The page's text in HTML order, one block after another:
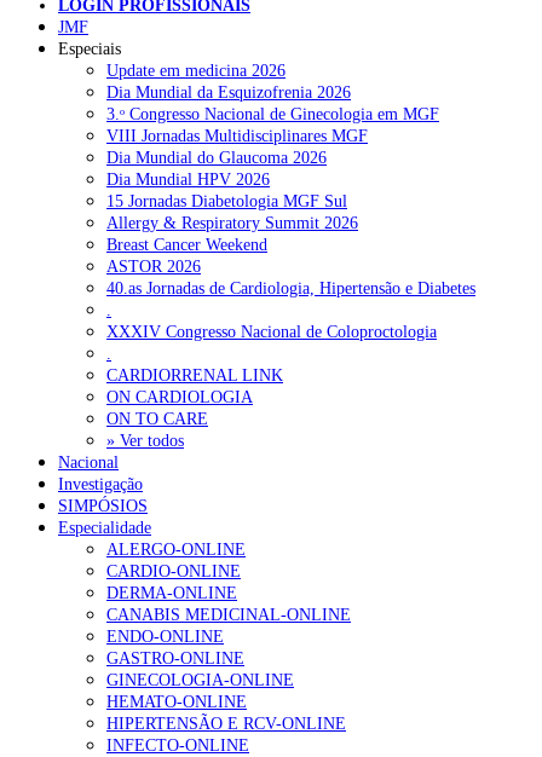
NOTÍCIAS RECENTES
Quase 11.900 jovens recorreram aos cheques psicólogo e
nutricionista no primeiro mês 7 de Agosto, 2026
ULS de Coimbra estreia cirurgia endoscópica do ouvido com
apoio robótico em Portugal 7 de Agosto, 2026
Enfermeiros exigem esclarecimentos sobre eventual gestão
privada da ULS do Algarve
Ordem dos Médicos alerta para riscos no novo sistema de acesso
a consultas e cirurgias 7 de Agosto, 2026
Portugal está a formar os médicos de que precisa?
2026
NOTÍCIAS MAIS LIDAS
Enfermagem Forense. “Da urgência ao tribunal, cada
gesto conta e cada profissional faz a diferença”
202 visualizações
Alguns milhares de utentes podem ficar sem médico de
família com nova regras do registo, alerta associação
155 visualizações
LOGIN PROFISSIONAIS
JMF
Especiais
Update em medicina 2026
Dia Mundial da Esquizofrenia 2026
3.ᵒ Congresso Nacional de Ginecologia em MGF
VIII Jornadas Multidisciplinares MGF
Dia Mundial do Glaucoma 2026
Dia Mundial HPV 2026
15 Jornadas Diabetologia MGF Sul
Allergy & Respiratory Summit 2026
Breast Cancer Weekend
ASTOR 2026
40.as Jornadas de Cardiologia, Hipertensão e Diabetes
.
XXXIV Congresso Nacional de Coloproctologia
.
CARDIORRENAL LINK
ON CARDIOLOGIA
ON TO CARE
» Ver todos
Nacional
Investigação
SIMPÓSIOS
Especialidade
ALERGO-ONLINE
CARDIO-ONLINE
DERMA-ONLINE
CANABIS MEDICINAL-ONLINE
ENDO-ONLINE
GASTRO-ONLINE
GINECOLOGIA-ONLINE
HEMATO-ONLINE
HIPERTENSÃO E RCV-ONLINE
INFECTO-ONLINE